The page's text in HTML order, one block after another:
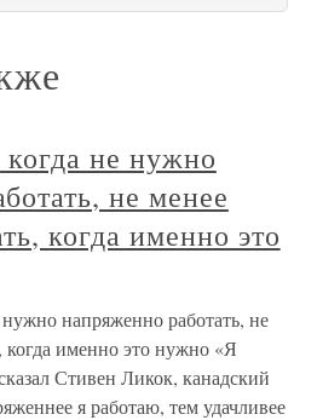
не нужно
не менее
когда именно это
напряженно работать, не
когда именно это нужно «Я
Стивен Ликок, канадский
я работаю, тем удачливее